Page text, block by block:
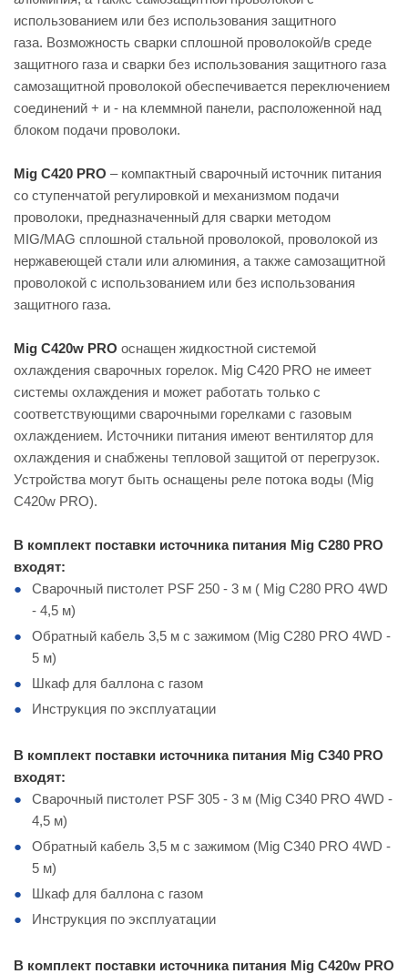
использованием или без использования защитного
газа. Возможность сварки сплошной проволокой/в среде
защитного газа и сварки без использования защитного газа
cамозащитной проволокой обеспечивается переключением
соединений + и - на клеммной панели, расположенной над
блоком подачи проволоки.
Mig C420 PRO – компактный сварочный источник питания
со ступенчатой регулировкой и механизмом подачи
проволоки, предназначенный для сварки методом
MIG/MAG сплошной стальной проволокой, проволокой из
нержавеющей стали или алюминия, а также самозащитной
проволокой с использованием или без использования
защитного газа.
Mig C420w PRO оснащен жидкостной системой
охлаждения сварочных горелок. Mig C420 PRO не имеет
системы охлаждения и может работать только с
соответствующими сварочными горелками с газовым
охлаждением. Источники питания имеют вентилятор для
охлаждения и снабжены тепловой защитой от перегрузок.
Устройства могут быть оснащены реле потока воды (Mig
C420w PRO).
В комплект поставки источника питания Mig C280 PRO
входят:
Сварочный пистолет PSF 250 - 3 м ( Mig C280 PRO 4WD
- 4,5 м)
Обратный кабель 3,5 м с зажимом (Mig C280 PRO 4WD -
5 м)
Шкаф для баллона с газом
Инструкция по эксплуатации
В комплект поставки источника питания Mig C340 PRO
входят:
Сварочный пистолет PSF 305 - 3 м (Mig C340 PRO 4WD -
4,5 м)
Обратный кабель 3,5 м с зажимом (Mig C340 PRO 4WD -
5 м)
Шкаф для баллона с газом
Инструкция по эксплуатации
В комплект поставки источника питания Mig C420w PRO